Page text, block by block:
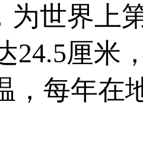
为世界上
24.5厘米
，每年在